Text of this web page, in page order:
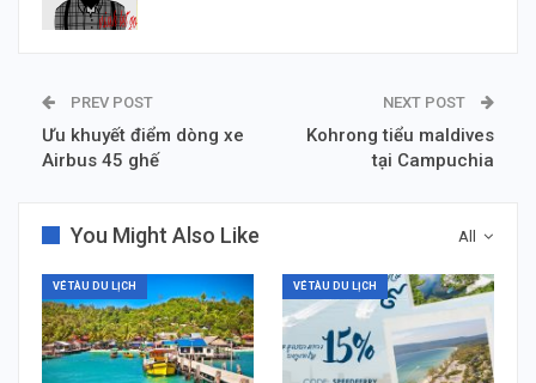
PREV POST
Ưu khuyết điểm dòng xe
Airbus 45 ghế
NEXT POST
Kohrong tiểu maldives
tại Campuchia
All
You Might Also Like
VÉ TÀU DU LỊCH VÉ TÀU DU LỊCH